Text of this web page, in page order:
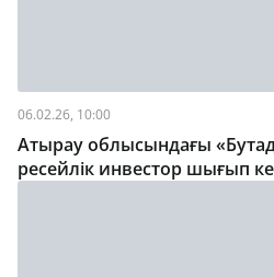
06.02.26, 10:00
Атырау облысындағы
ресейлік инвестор шығып